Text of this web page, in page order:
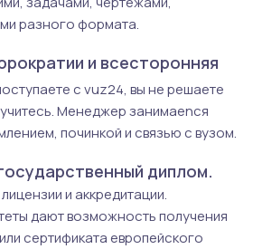
разного формата.
и всесторонняя
с vuz24, вы не решаете
Менеджер занимаеnся
починкой и связью с вузом.
диплом.
и аккредитации.
дают возможность получения
сертификата европейского